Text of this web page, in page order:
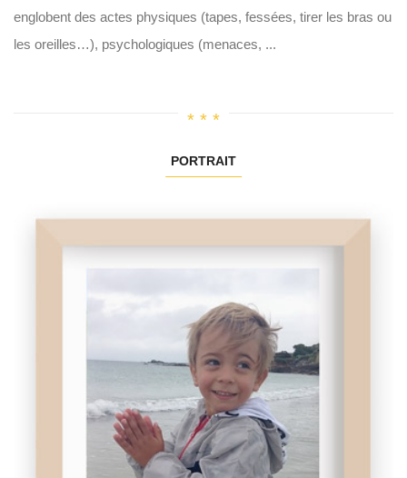
englobent des actes physiques (tapes, fessées, tirer les bras ou
les oreilles…), psychologiques (menaces, ...
PORTRAIT